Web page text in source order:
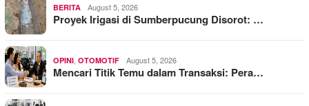
BERITA August 5, 2026
Proyek Irigasi di Sumberpucung Disorot: …
OPINI OTOMOTIF August 5, 2026
Mencari Titik Temu dalam Transaksi: Pera…